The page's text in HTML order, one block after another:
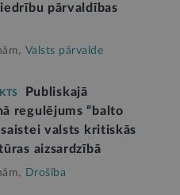
pārvaldības
Valsts pārvalde
Publiskajā
regulējums “balto
valsts kritiskās
aizsardzībā
Drošība